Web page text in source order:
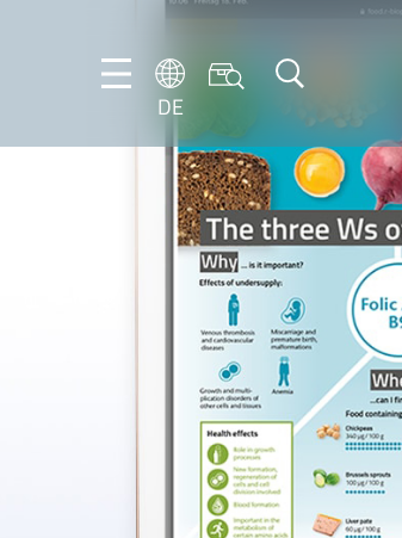
DE
DE
EN
FR